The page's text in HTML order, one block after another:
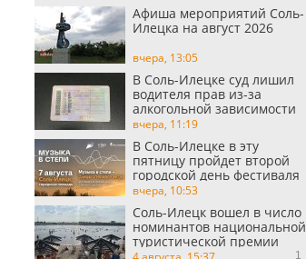
Афиша мероприятий Соль-
Илецка на август 2026
вчера, 13:05
В Соль-Илецке суд лишил
водителя прав из-за
алкогольной зависимости
вчера, 11:19
В Соль-Илецке в эту
пятницу пройдет второй
городской день фестиваля
«Музыка в степи»
вчера, 10:53
Соль-Илецк вошел в число
номинантов национальной
туристической премии
1